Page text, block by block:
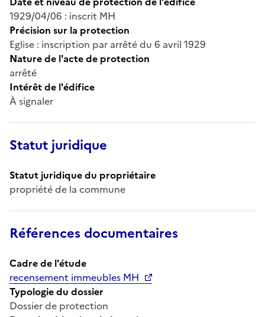
1929/04/06 : inscrit MH
Précision sur la protection
Eglise : inscription par arrêté du 6 avril 1929
Nature de l'acte de protection
arrêté
Intérêt de l'édifice
À signaler
Statut juridique
Statut juridique du propriétaire
propriété de la commune
Références documentaires
Cadre de l'étude
recensement immeubles MH
Typologie du dossier
Dossier de protection